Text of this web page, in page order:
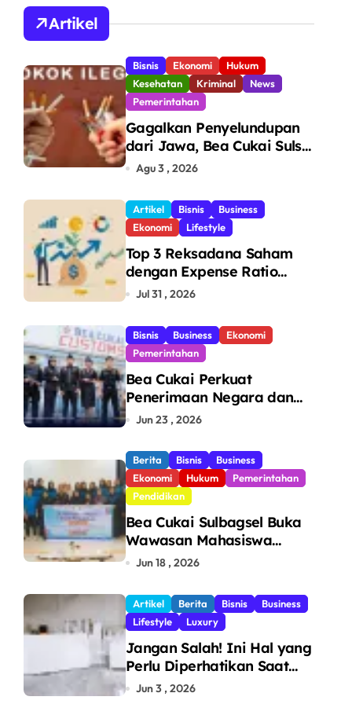
Artikel
Bisnis Ekonomi
Hukum
Kesehatan
Kriminal
News
Pemerintahan
Gagalkan Penyelundupan
dari Jawa, Bea Cukai Sulsel
Sita 7,8 Juta Batang Rokok
di Makassar
Agu 3 , 2026
Artikel Bisnis
Business
Ekonomi
Lifestyle
Top 3 Reksadana Saham
dengan Expense Ratio
Terendah
Jul 31 , 2026
Bisnis Business
Ekonomi
Pemerintahan
Bea Cukai Perkuat
Penerimaan Negara dan
Pengawasan, Setor Rp123,8
Jun 23 , 2026
Berita Bisnis
Business
Ekonomi
Hukum
Pemerintahan
Pendidikan
Bea Cukai Sulbagsel Buka
Wawasan Mahasiswa
Politeknik Bosowa tentang
dan Pencegahan Barang
Ilegal
Jun 18 , 2026
Artikel Berita Bisnis
Business
Lifestyle
Luxury
Jangan Salah! Ini Hal yang
Perlu Diperhatikan Saat
Pasang Big Slab
Jun 3 , 2026